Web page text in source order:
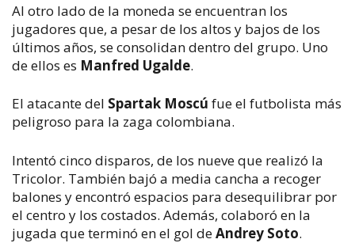
Al otro lado de la moneda se encuentran los
jugadores que, a pesar de los altos y bajos de los
últimos años, se consolidan dentro del grupo. Uno
de ellos es Manfred Ugalde.
El atacante del Spartak Moscú fue el futbolista más
peligroso para la zaga colombiana.
Intentó cinco disparos, de los nueve que realizó la
Tricolor. También bajó a media cancha a recoger
balones y encontró espacios para desequilibrar por
el centro y los costados. Además, colaboró en la
jugada que terminó en el gol deAndrey Soto.